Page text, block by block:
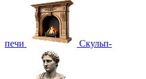
печи Скульп-